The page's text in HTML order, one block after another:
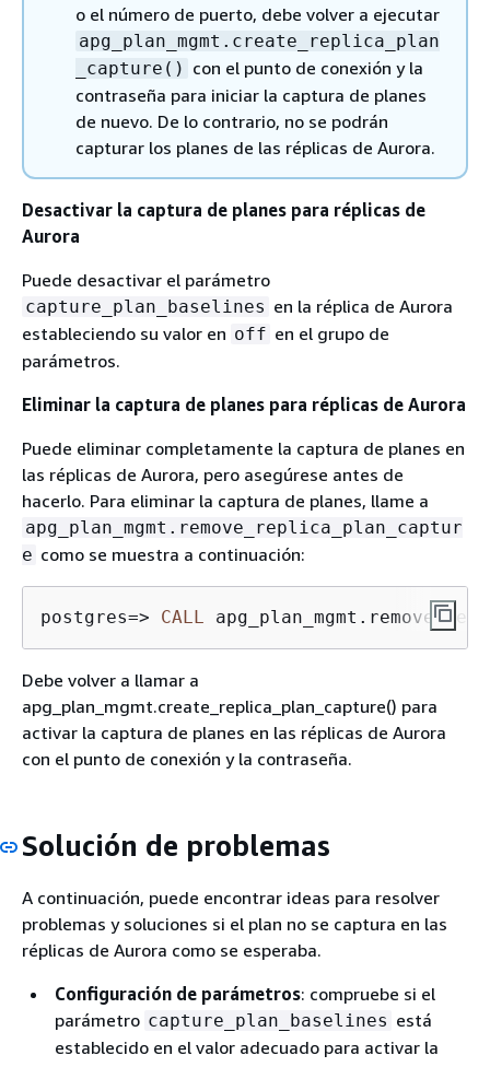
o el número de puerto, debe volver a ejecutar
apg_plan_mgmt.create_replica_plan
_capture() con el punto de conexión y la
contraseña para iniciar la captura de planes
de nuevo. De lo contrario, no se podrán
capturar los planes de las réplicas de Aurora.
Desactivar la captura de planes para réplicas de
Aurora
Puede desactivar el parámetro
capture_plan_baselines en la réplica de Aurora
estableciendo su valor en off en el grupo de
parámetros.
Eliminar la captura de planes para réplicas de Aurora
Puede eliminar completamente la captura de planes en
las réplicas de Aurora, pero asegúrese antes de
hacerlo. Para eliminar la captura de planes, llame a
apg_plan_mgmt.remove_replica_plan_captur
e como se muestra a continuación:
postgres=> CALL
Debe volver a llamar a
apg_plan_mgmt.create_replica_plan_capture() para
activar la captura de planes en las réplicas de Aurora
con el punto de conexión y la contraseña.
Solución de problemas
A continuación, puede encontrar ideas para resolver
problemas y soluciones si el plan no se captura en las
réplicas de Aurora como se esperaba.
Configuración de parámetros: compruebe si el
parámetro capture_plan_baselines está
establecido en el valor adecuado para activar la